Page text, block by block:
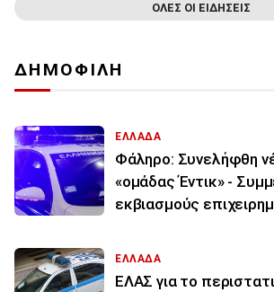
ΟΛΕΣ ΟΙ ΕΙΔΗΣΕΙΣ
ΔΗΜΟΦΙΛΗ
ΕΛΛΑΔΑ
Φάληρο: Συνελήφθη
«ομάδας Έντικ» -
εκβιασμούς
ΕΛΛΑΔΑ
ΕΛΑΣ για το